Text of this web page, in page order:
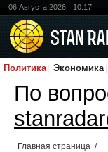
06 Августа 2026 10:17
Политика Экономика
По
Главная страница /